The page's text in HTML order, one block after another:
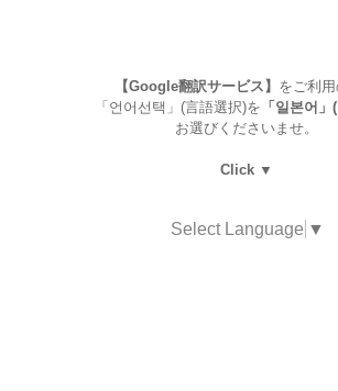
【Google翻訳サービス】 をご利
「언어선택」(言語選択)を 「일본어
お選びくださいませ。
Click ▼
Select Language ▼